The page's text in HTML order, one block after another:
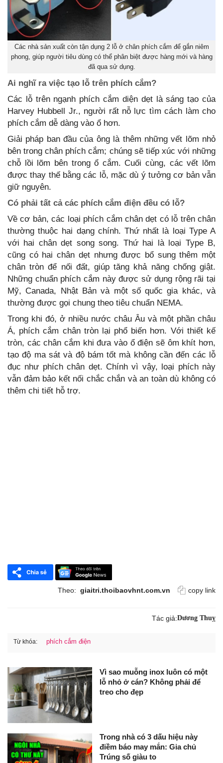
Các nhà sản xuất còn tận dụng 2 lỗ ở chân phích cắm để gắn niêm
phong, giúp người tiêu dùng có thể phân biệt được hàng mới và hàng
đã qua sử dụng.
Ai nghĩ ra việc tạo lỗ trên phích cắm?
Các lỗ trên ngạnh phích cắm diện dẹt là sáng tạo của
Harvey Hubbell Jr., người rất nỗ lực tìm cách làm cho
phích cắm dễ dàng vào ổ hơn.
Giải pháp ban đầu của ông là thêm những vết lõm nhỏ
bên trong chân phích cắm; chúng sẽ tiếp xúc với những
chỗ lồi lõm bên trong ổ cắm. Cuối cùng, các vết lõm
được thay thế bằng các lỗ, mặc dù ý tưởng cơ bản vẫn
giữ nguyên.
Có phải tất cả các phích cắm điện đều có lỗ?
Về cơ bản, các loại phích cắm chân dẹt có lỗ trên chân
thường thuộc hai dạng chính. Thứ nhất là loại Type A
với hai chân dẹt song song. Thứ hai là loại Type B,
cũng có hai chân dẹt nhưng được bổ sung thêm một
chân tròn để nối đất, giúp tăng khả năng chống giật.
Những chuẩn phích cắm này được sử dụng rộng rãi tại
Mỹ, Canada, Nhật Bản và một số quốc gia khác, và
thường được gọi chung theo tiêu chuẩn NEMA.
Trong khi đó, ở nhiều nước châu Âu và một phần châu
Á, phích cắm chân tròn lại phổ biến hơn. Với thiết kế
tròn, các chân cắm khi đưa vào ổ điện sẽ ôm khít hơn,
tạo độ ma sát và độ bám tốt mà không cần đến các lỗ
đục như phích chân dẹt. Chính vì vậy, loại phích này
vẫn đảm bảo kết nối chắc chắn và an toàn dù không có
thêm chi tiết hỗ trợ.
Theo: giaitri.thoibaovhnt.com.vn copy link
Tác giả:Dương Thuỵ
Từ khóa: phích cắm điện
Vì sao muỗng inox luôn có một
lỗ nhỏ ở cán? Không phải để
treo cho đẹp
Trong nhà có 3 dấu hiệu này
điềm báo may mắn: Gia chủ
Trúng số giàu to